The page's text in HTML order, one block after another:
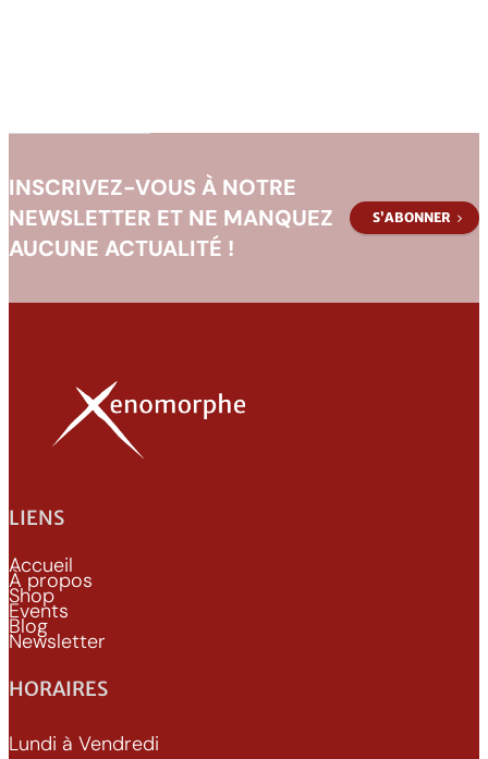
INSCRIVEZ-VOUS À NOTRE
NEWSLETTER ET NE MANQUEZ
AUCUNE ACTUALITÉ !
S’ABONNER
LIENS
Accueil
À propos
Shop
Events
Blog
Newsletter
HORAIRES
Lundi à Vendredi